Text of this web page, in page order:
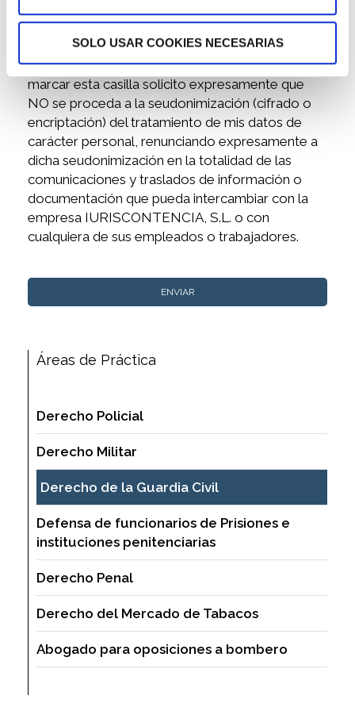
SOLO USAR COOKIES NECESARIAS
y/o redes sociales. Marcando esta casilla
manifiesto igualmente que los datos facilitados
son ciertos y que corresponden a mi persona. Al
marcar esta casilla solicito expresamente que
NO se proceda a la seudonimización (cifrado o
encriptación) del tratamiento de mis datos de
carácter personal, renunciando expresamente a
dicha seudonimización en la totalidad de las
comunicaciones y traslados de información o
documentación que pueda intercambiar con la
empresa IURISCONTENCIA, S.L. o con
cualquiera de sus empleados o trabajadores.
Áreas de Práctica
Derecho Policial
Derecho Militar
Derecho de la Guardia Civil
Defensa de funcionarios de Prisiones e
instituciones penitenciarias
Derecho Penal
Derecho del Mercado de Tabacos
Abogado para oposiciones a bombero